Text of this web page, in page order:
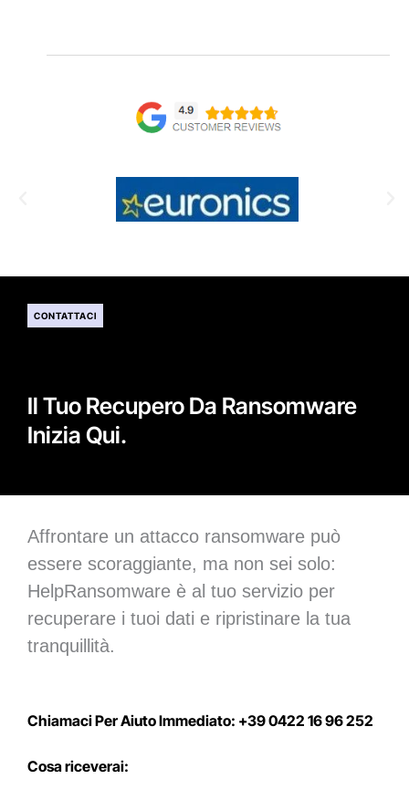
CONTATTACI
Il Tuo Recupero Da Ransomware
Inizia Qui.
Affrontare un attacco ransomware può
essere scoraggiante, ma non sei solo:
HelpRansomware è al tuo servizio per
recuperare i tuoi dati e ripristinare la tua
tranquillità.
Chiamaci Per Aiuto Immediato: +39 0422 16 96 252
Cosa riceverai: